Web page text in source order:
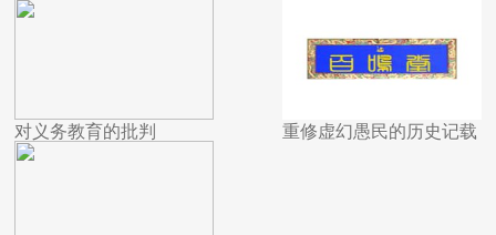
对义务教育的批判 重修虚幻愚民的历史记载